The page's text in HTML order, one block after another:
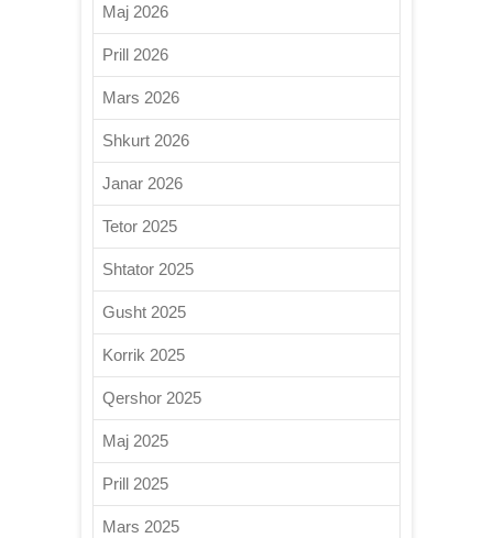
Maj 2026
Prill 2026
Mars 2026
Shkurt 2026
Janar 2026
Tetor 2025
Shtator 2025
Gusht 2025
Korrik 2025
Qershor 2025
Maj 2025
Prill 2025
Mars 2025